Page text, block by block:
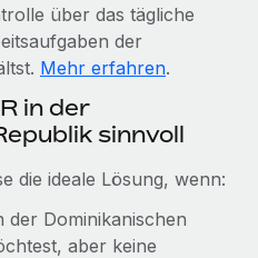
Mitarbeiter:innen
Benefits
Das Gesundheits- und
hat das globale...
Integration mit
Management
die beste...
über das tägliche
der
Mehr erfahren.
in der
sinnvoll
die ideale Lösung, wenn:
der Dominikanischen
aber keine